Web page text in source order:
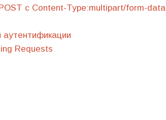
с Content-Type:multipart/form-data
аутентификации
Requests